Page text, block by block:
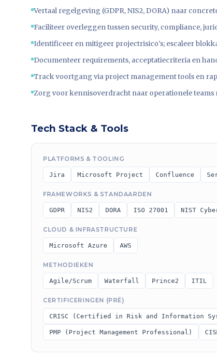
Vertaal regelgeving (GDPR, NIS2, DORA) naar
Faciliteer overleggen tussen security, compliance,
Identificeer en mitigeer projectrisico's; escaleer
Documenteer requirements, acceptatiecriteria en
Track voortgang via project management tools en
Zorg voor kennisoverdracht naar operationele
Tech Stack & Tools
PLATFORMS & TOOLING
Jira Microsoft Project Confluence
FRAMEWORKS & STANDAARDEN
GDPR NIS2 DORA ISO 27001 NIST
CLOUD & INFRASTRUCTURE
Microsoft Azure AWS
METHODIEKEN
Agile/Scrum Waterfall Prince2 ITIL
CERTIFICERINGEN (PRÉ)
CRISC (Certified in Risk and Information
PMP (Project Management Professional)